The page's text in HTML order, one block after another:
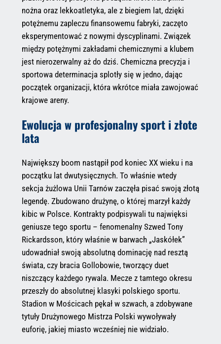
nożna oraz lekkoatletyka, ale z biegiem lat, dzięki
potężnemu zapleczu finansowemu fabryki, zaczęto
eksperymentować z nowymi dyscyplinami. Związek
między potężnymi zakładami chemicznymi a klubem
jest nierozerwalny aż do dziś. Chemiczna precyzja i
sportowa determinacja splotły się w jedno, dając
początek organizacji, która wkrótce miała zawojować
krajowe areny.
Ewolucja w profesjonalny sport i złote
lata
Największy boom nastąpił pod koniec XX wieku i na
początku lat dwutysięcznych. To właśnie wtedy
sekcja żużlowa Unii Tarnów zaczęła pisać swoją złotą
legendę. Zbudowano drużynę, o której marzył każdy
kibic w Polsce. Kontrakty podpisywali tu najwięksi
geniusze tego sportu – fenomenalny Szwed Tony
Rickardsson, który właśnie w barwach „Jaskółek”
udowadniał swoją absolutną dominację nad resztą
świata, czy bracia Gollobowie, tworzący duet
niszczący każdego rywala. Mecze z tamtego okresu
przeszły do absolutnej klasyki polskiego sportu.
Stadion w Mościcach pękał w szwach, a zdobywane
tytuły Drużynowego Mistrza Polski wywoływały
euforię, jakiej miasto wcześniej nie widziało.